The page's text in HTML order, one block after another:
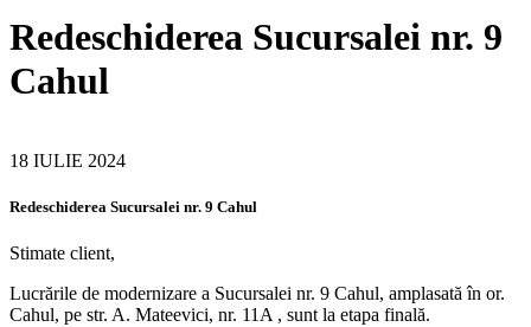
Redeschiderea Sucursalei nr. 9
Cahul
18 IULIE 2024
Redeschiderea Sucursalei nr. 9 Cahul
Stimate client,
Lucrările de modernizare a Sucursalei nr. 9 Cahul, amplasată în or.
Cahul, pe str. A. Mateevici, nr. 11A , sunt la etapa finală.